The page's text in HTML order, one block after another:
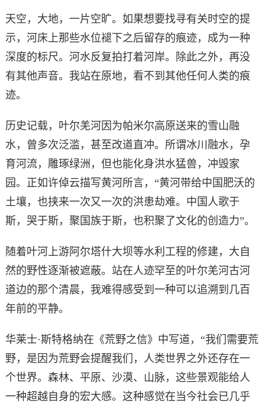
天空，大地，一片空旷。如果想要找寻有关时空的提
示，河床上那些水位褪下之后留存的痕迹，成为一种
深度的标尺。河水反复拍打着河岸。除此之外，再没
有其他声音。我站在原地，看不到其他任何人类的痕
迹。
历史记载，叶尔羌河因为帕米尔高原送来的雪山融
水，曾多次泛滥，甚至改道直冲。所谓冰川融水，孕
育河流，雕琢绿洲，但也能化身洪水猛兽，冲毁家
园。正如许倬云描写黄河所言，“黄河带给中国肥沃的
土壤，也挟来一次又一次的洪患劫难。中国人歌于
斯，哭于斯，聚国族于斯，也积聚了文化的创造力”。
随着叶河上游阿尔塔什大坝等水利工程的修建，大自
然的野性逐渐被遮蔽。站在人迹罕至的叶尔羌河古河
道边的那个清晨，我难得感受到一种可以追溯到几百
年前的平静。
华莱士·斯特格纳在《荒野之信》中写道，“我们需要荒
野，是因为荒野会提醒我们，人类世界之外还存在一
个世界。森林、平原、沙漠、山脉，这些景观能给人
一种超越自身的宏大感。这种感觉在当今社会已几乎